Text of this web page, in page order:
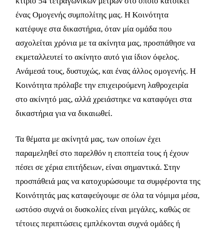
ένας Ομογενής συμπολίτης μας. Η Κοινότητα
κατέφυγε στα δικαστήρια, όταν μία ομάδα που
ασχολείται χρόνια με τα ακίνητα μας, προσπάθησε να
εκμεταλλευτεί το ακίνητο αυτό για ίδιον όφελος.
Ανάμεσά τους, δυστυχώς, και ένας άλλος ομογενής. Η
Κοινότητα πρόλαβε την επιχειρούμενη λαθροχειρία
στο ακίνητό μας, αλλά χρειάστηκε να καταφύγει στα
δικαστήρια για να δικαιωθεί.
Τα θέματα με ακίνητά μας, των οποίων έχει
παραμεληθεί στο παρελθόν η εποπτεία τους ή έχουν
πέσει σε χέρια επιτήδειων, είναι σημαντικά. Στην
προσπάθειά μας να κατοχυρώσουμε τα συμφέροντα της
Κοινότητάς μας καταφεύγουμε σε όλα τα νόμιμα μέσα,
ωστόσο συχνά οι δυσκολίες είναι μεγάλες, καθώς σε
τέτοιες περιπτώσεις εμπλέκονται συχνά ομάδες ή